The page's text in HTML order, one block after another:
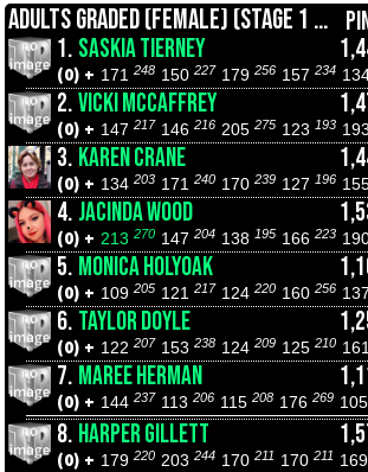
ADULTS GRADED (FEMALE) (STAGE 1 CHAMPIONSHIPS)
1. SASKIA TIERNEY
(0) + 171 248 150 227 179 256 157 234
2.VICKI MCCAFFREY
(0) + 147 217 146 216 205 275 123 193 193
3. KAREN CRANE
(0) + 134 203 171 240 170 239 127 196
4. JACINDA WOOD
(0) + 213 270 147 204 138 195 166 223
5. MONICA HOLYOAK
(0) + 109 205 121 217 124 220 160 256 137
6. TAYLOR DOYLE
(0) + 122 207 153 238 124 209 125 210 161
7. MAREE HERMAN
(0) + 144 237 113 206 115 208 176 269 105
8. HARPER GILLETT
(0) + 179 220 203 244 170 211 170 211 169